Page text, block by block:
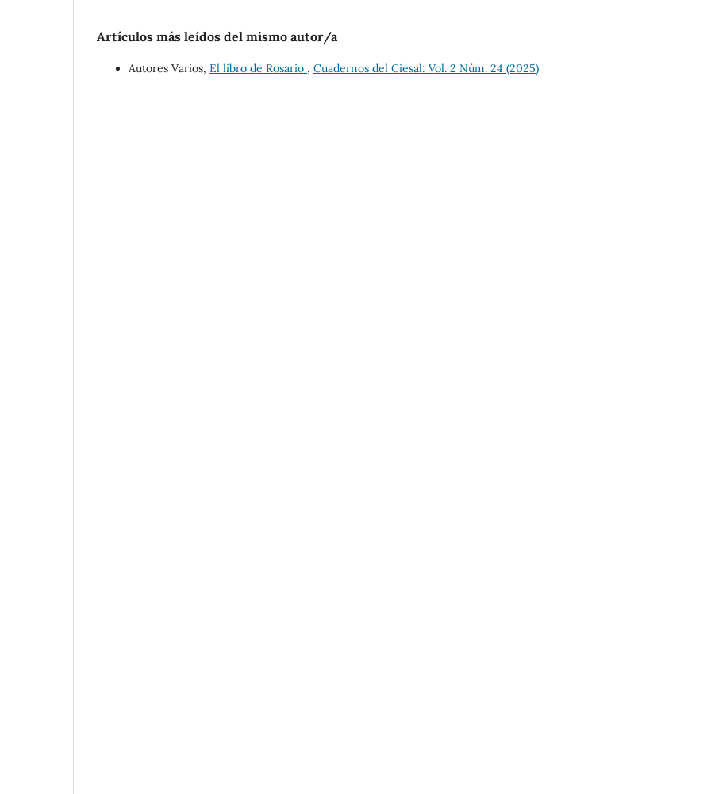
Artículos más leídos del mismo autor/a
Autores Varios, El libro de Rosario , Cuadernos del Ciesal: Vol. 2 Núm. 24 (2025)